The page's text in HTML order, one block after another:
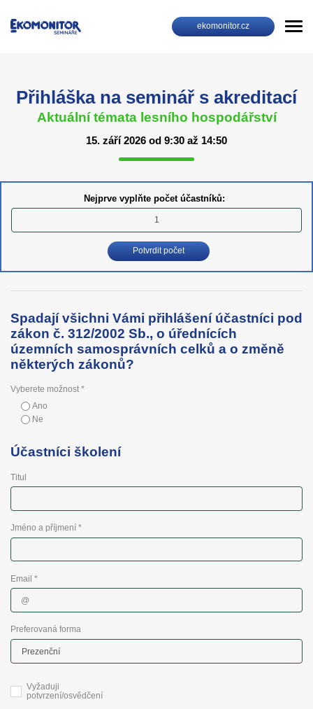
ekomonitor.cz
Přihláška na seminář s akreditací
Aktuální témata lesního hospodářství
15. září 2026 od 9:30 až 14:50
Nejprve vyplňte počet účastníků:
Potvrdit počet
Spadají všichni Vámi přihlášení účastníci pod
zákon č. 312/2002 Sb., o úřednících
územních samosprávních celků a o změně
některých zákonů?
Vyberete možnost *
Ano
Ne
Účastníci školení
Titul
Jméno a příjmení *
Email *
Preferovaná forma
Vyžaduji
potvrzení/osvědčení